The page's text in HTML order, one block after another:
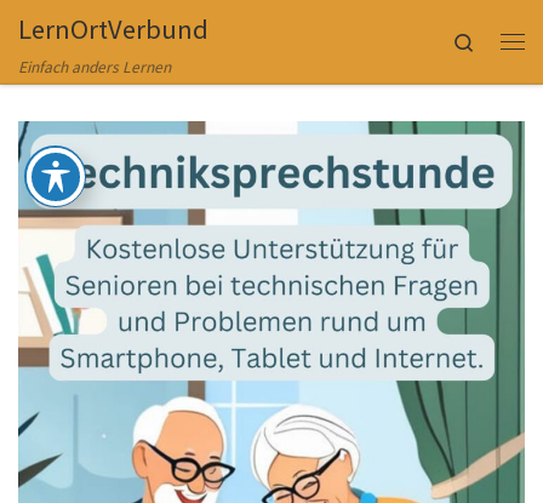
Zum Inhalt springen
LernOrtVerbund
Einfach anders Lernen
Search